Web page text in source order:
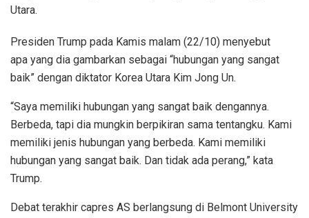
Utara.
Presiden Trump pada Kamis malam (22/10) menyebut
apa yang dia gambarkan sebagai “hubungan yang sangat
baik” dengan diktator Korea Utara Kim Jong Un.
“Saya memiliki hubungan yang sangat baik dengannya.
Berbeda, tapi dia mungkin berpikiran sama tentangku. Kami
memiliki jenis hubungan yang berbeda. Kami memiliki
hubungan yang sangat baik. Dan tidak ada perang,” kata
Trump.
Debat terakhir capres AS berlangsung di Belmont University